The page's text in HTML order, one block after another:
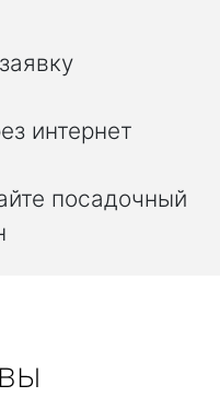
интернет
посадочный